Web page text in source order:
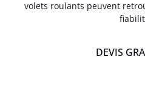
volets roulants peuvent
DEVIS